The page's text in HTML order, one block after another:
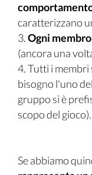
caratterizzano
3.Ogni
(ancora una
4. Tutti i
bisogno l'uno
gruppo si è
scopo del gioco).
Se abbiamo